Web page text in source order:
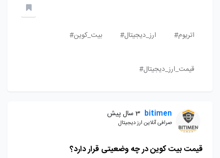
اتریوم# ارز_دیجیتال# بیت_کوین#
قیمت_ارز_دیجیتال#
bitimen 3 سال پیش
صرافی آنلاین ارز دیجیتال
قیمت بیت کوین در چه وضعیتی قرار دارد؟